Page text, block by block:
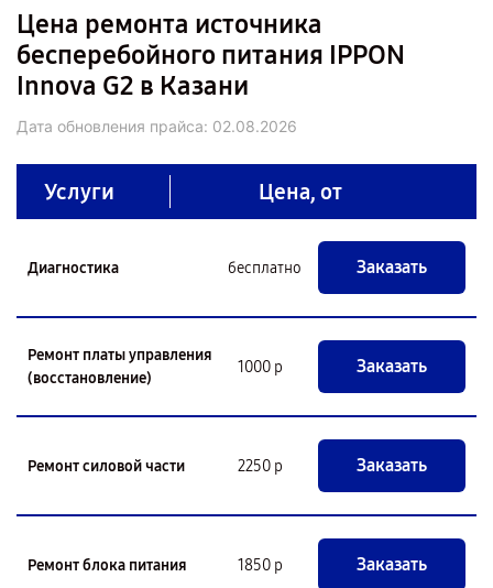
Цена ремонта источника
бесперебойного питания IPPON
Innova G2 в Казани
Дата обновления прайса: 02.08.2026
Услуги Цена, от
Диагностика бесплатно Заказать
Ремонт платы управления
(восстановление)
1000 р Заказать
Ремонт силовой части 2250 р Заказать
Ремонт блока питания 1850 р Заказать